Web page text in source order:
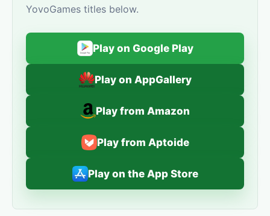
YovoGames titles below.
Play on Google Play
Play on AppGallery
Play from Amazon
Play from Aptoide
Play on the App Store